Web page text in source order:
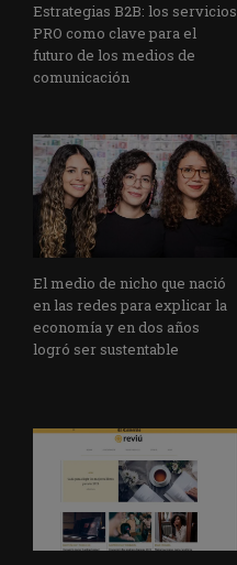
Estrategias B2B: los servicios
PRO como clave para el
futuro de los medios de
comunicación
El medio de nicho que nació
en las redes para explicar la
economía y en dos años
logró ser sustentable